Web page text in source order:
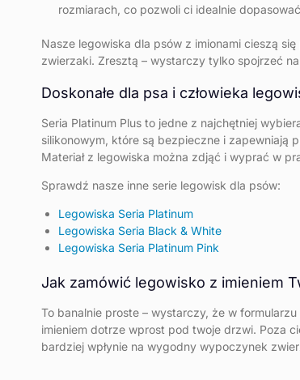
rozmiarach, co pozwoli ci idealnie
Nasze legowiska dla psów z imionami cieszą
zwierzaki. Zresztą – wystarczy tylko spojrzeć
Doskonałe dla psa i człowieka
Seria Platinum Plus to jedne z najchętniej
silikonowym, które są bezpieczne i zapewniają
Materiał z legowiska można zdjąć i wyprać w
Sprawdź nasze inne serie legowisk dla psów:
Legowiska Seria Platinum
Legowiska Seria Black & White
Legowiska Seria Platinum Pink
Jak zamówić legowisko z imieniem
To banalnie proste – wystarczy, że w
imieniem dotrze wprost pod twoje drzwi. Poza
bardziej wpłynie na wygodny wypoczynek